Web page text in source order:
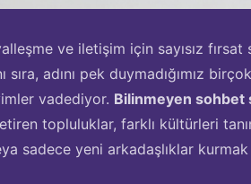
ve iletişim için sayısız
sıra, adını pek duymadığımız
vadediyor. Bilinmeyen sohbet
topluluklar, farklı kültürleri
sadece yeni arkadaşlıklar